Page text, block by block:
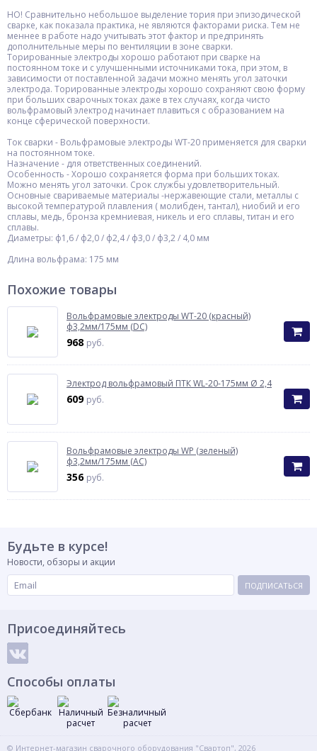
НО! Сравнительно небольшое выделение тория при эпизодической
сварке, как показала практика, не являются факторами риска. Тем не
меннее в работе надо учитывать этот фактор и предпринять
дополнительные меры по вентиляции в зоне сварки.
Торированные электроды хорошо работают при сварке на
постоянном токе и с улучшенными источниками тока, при этом, в
зависимости от поставленной задачи можно менять угол заточки
электрода. Торированные электроды хорошо сохраняют свою форму
при больших сварочных токах даже в тех случаях, когда чисто
вольфрамовый электрод начинает плавиться с образованием на
конце сферической поверхности.
Ток сварки - Вольфрамовые электроды WT-20 применяется для сварки
на постоянном токе.
Назначение - для ответственных соединений.
Особенность - Хорошо сохраняется форма при больших токах.
Можно менять угол заточки. Срок службы удовлетворительный.
Основные свариваемые материалы -нержавеющие стали, металлы с
высокой температурой плавления ( молибден, тантал), ниобий и его
сплавы, медь, бронза кремниевая, никель и его сплавы, титан и его
сплавы.
Диаметры: ф1,6 / ф2,0 / ф2,4 / ф3,0 / ф3,2 / 4,0 мм
Длина вольфрама: 175 мм
Похожие товары
Вольфрамовые электроды WT-20 (красный)
ф3,2мм/175мм (DC)
968 руб.
Электрод вольфрамовый ПТК WL-20-175мм Ø 2,4
609 руб.
Вольфрамовые электроды WP (зеленый)
ф3,2мм/175мм (AC)
356 руб.
Будьте в курсе!
Новости, обзоры и акции
ПОДПИСАТЬСЯ
Присоединяйтесь
Способы оплаты
© Интернет-магазин сварочного оборудования "Свартоп", 2026